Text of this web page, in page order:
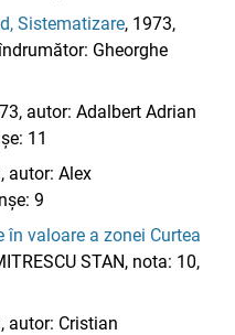
Sistematizare, 1973,
Gheorghe
autor: Adalbert Adrian
11
autor: Alex
9
valoare a zonei Curtea
STAN, nota: 10,
autor: Cristian